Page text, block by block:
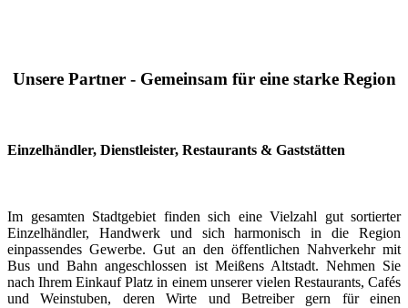
Unsere Partner - Gemeinsam für eine starke Region
Einzelhändler, Dienstleister, Restaurants & Gaststätten
Im gesamten Stadtgebiet finden sich eine Vielzahl gut sortierter
Einzelhändler, Handwerk und sich harmonisch in die Region
einpassendes Gewerbe. Gut an den öffentlichen Nahverkehr mit
Bus und Bahn angeschlossen ist Meißens Altstadt. Nehmen Sie
nach Ihrem Einkauf Platz in einem unserer vielen Restaurants, Cafés
und Weinstuben, deren Wirte und Betreiber gern für einen